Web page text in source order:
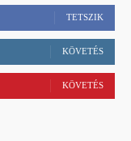
TETSZIK
KÖVETÉS
KÖVETÉS